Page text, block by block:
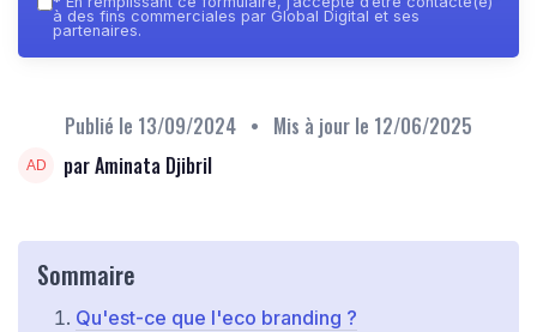
à des fins commerciales par Global Digital et ses
partenaires.
Publié le 13/09/2024 • Mis à jour le 12/06/2025
par Aminata Djibril
Sommaire
Qu'est-ce que l'eco branding ?